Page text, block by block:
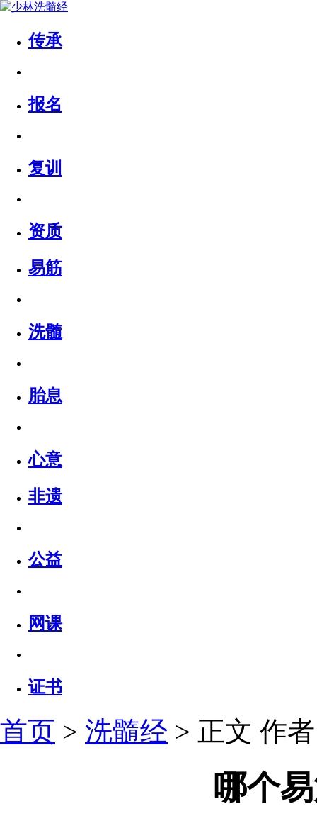
传承
报名
复训
资质
易筋
洗髓
胎息
心意
非遗
公益
网课
证书
首页 > 洗髓经 > 正文 作
哪个